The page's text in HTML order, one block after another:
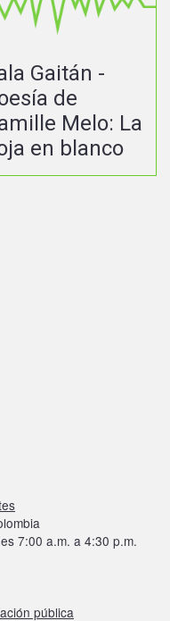
Gaitán -
de
Melo: La
en blanco
7:00 a.m. a 4:30 p.m.
pública